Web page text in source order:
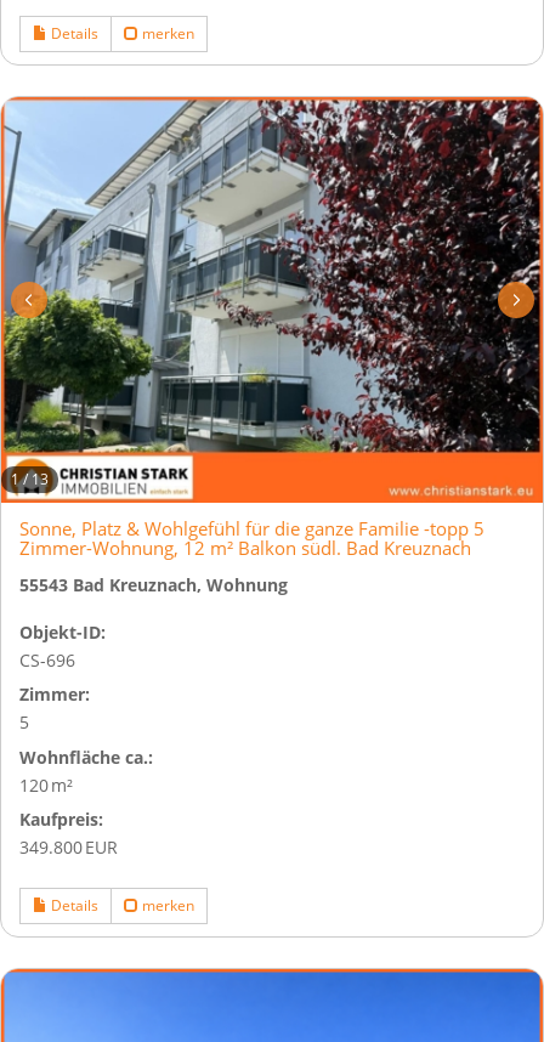
Details merken
1/13
Sonne, Platz & Wohlgefühl für die ganze Familie -topp 5
Zimmer-Wohnung, 12 m² Balkon südl. Bad Kreuznach
55543 Bad Kreuznach, Wohnung
Objekt-ID:
CS-696
Zimmer:
5
Wohnfläche ca.:
120 m²
Kaufpreis:
349.800 EUR
Details merken